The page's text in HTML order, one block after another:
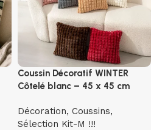
Coussin Décoratif WINTER
Côtelé blanc – 45 x 45 cm
Décoration, Coussins,
Sélection Kit-M !!!